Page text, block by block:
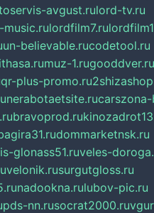
avgust.rulord-tv.ru
lordfilm7.ru
un-believable.rucodetool.ru
muz-1.rugooddver.ru
qr-plus-promo.ru
nerabotaetsite.rucarszona-
bravoprod.ru
dommarketnsk.ru
glonass51.ruveles-
velonik.rusurgutgloss.ru
nadookna.rulubov-pic.ru
pds-nn.rusocrat2000.ru